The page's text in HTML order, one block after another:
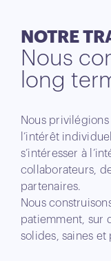
NOTRE
Nous
long
Nous
l’intérêt
s’intéresser à
collaborateurs,
partenaires.
Nous
patiemment, sur
solides, saines et